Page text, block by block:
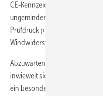
CE‑Kennzeichnung die
ungeminderten nominalen
Prüfdruck p mit einem
Windwiderstandsklasse damit
Abzuwarten bleibt, wie die
inwieweit sich die WWKs
ein besonderes Auge drauf